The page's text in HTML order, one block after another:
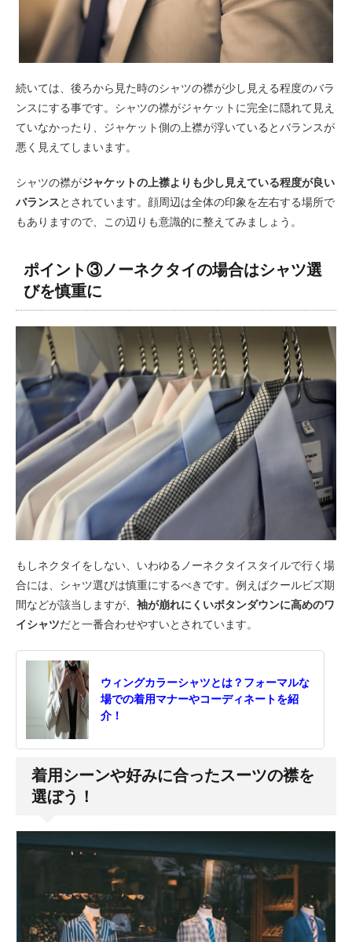
続いては、後ろから見た時のシャツの襟が少し見える程度のバラ
ンスにする事です。シャツの襟がジャケットに完全に隠れて見え
ていなかったり、ジャケット側の上襟が浮いているとバランスが
悪く見えてしまいます。
シャツの襟がジャケットの上襟よりも少し見えている程度が良い
バランスとされています。顔周辺は全体の印象を左右する場所で
もありますので、この辺りも意識的に整えてみましょう。
ポイント③ノーネクタイの場合はシャツ選
びを慎重に
もしネクタイをしない、いわゆるノーネクタイスタイルで行く場
合には、シャツ選びは慎重にするべきです。例えばクールビズ期
間などが該当しますが、 袖が崩れにくいボタンダウンに高めのワ
イシャツだと一番合わせやすいとされています。
ウィングカラーシャツとは？フォーマルな
場での着用マナーやコーディネートを紹
介！
着用シーンや好みに合ったスーツの襟を
選ぼう！